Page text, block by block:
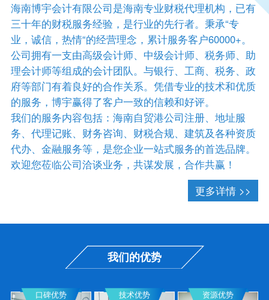
海南博宇会计有限公司是海南专业财税代理机构，已有
三十年的财税服务经验，是行业的先行者。秉承“专
业，诚信，热情“的经营理念，累计服务客户60000+。
公司拥有一支由高级会计师、中级会计师、税务师、助
理会计师等组成的会计团队。与银行、工商、税务、政
府等部门有着良好的合作关系。凭借专业的技术和优质
的服务，博宇赢得了客户一致的信赖和好评。
我们的服务内容包括：海南自贸港公司注册、地址服
务、代理记账、财务咨询、财税合规、建筑及各种资质
代办、金融服务等，是您企业一站式服务的首选品牌。
欢迎您莅临公司洽谈业务，共谋发展，合作共赢！
更多详情 >>
我们的优势
口碑优势 技术优势 资源优势